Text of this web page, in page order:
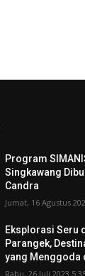
Program
Singkawang
Candra
Jumat, 16 Agustus
Eksplorasi Seru
Parangek,
yang Menggoda
Rabu, 26 Juli 2023